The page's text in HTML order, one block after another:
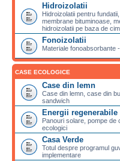
Hidroizolatii
Hidroizolatii pentru
membrane bituminoase,
hidroizolatii pe baza de
Fonoizolatii
Materiale fonoabsorbante
CASE ECOLOGICE
Case din lemn
Case din lemn, case din
sandwich
Energii regenerabile
Panouri solare, pompe de
ecologici
Casa Verde
Totul despre programul
implementare